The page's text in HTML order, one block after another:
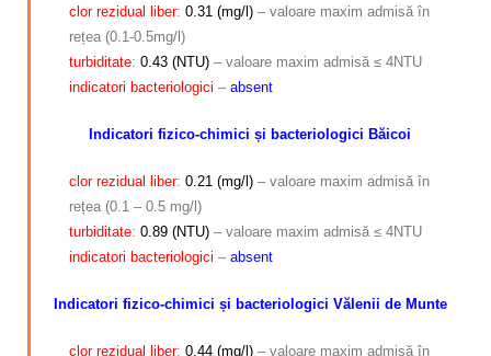
clor rezidual liber: 0.31 (mg/l) – valoare maxim admisă în
rețea (0.1-0.5mg/l)
turbiditate: 0.43 (NTU) – valoare maxim admisă ≤ 4NTU
indicatori bacteriologici – absent
Indicatori fizico-chimici și bacteriologici Băicoi
clor rezidual liber: 0.21 (mg/l) – valoare maxim admisă în
rețea (0.1 – 0.5 mg/l)
turbiditate: 0.89 (NTU) – valoare maxim admisă ≤ 4NTU
indicatori bacteriologici – absent
Indicatori fizico-chimici și bacteriologici Vălenii de Munte
clor rezidual liber: 0.44 (mg/l) – valoare maxim admisă în